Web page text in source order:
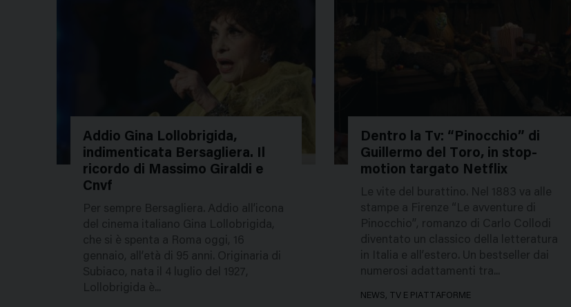
Addio Gina Lollobrigida,
indimenticata Bersagliera. Il
ricordo di Massimo Giraldi e
Cnvf
Per sempre Bersagliera. Addio all’icona
del cinema italiano Gina Lollobrigida,
che si è spenta a Roma oggi, 16
gennaio, all’età di 95 anni. Originaria di
Subiaco, nata il 4 luglio del 1927,
Lollobrigida è...
Dentro la Tv: “Pinocchio” di
Guillermo del Toro, in stop-
motion targato Netflix
Le vite del burattino. Nel 1883 va alle
stampe a Firenze “Le avventure di
Pinocchio”, romanzo di Carlo Collodi
diventato un classico della letteratura
in Italia e all’estero. Un bestseller dai
numerosi adattamenti tra...
NEWS, TV E PIATTAFORME